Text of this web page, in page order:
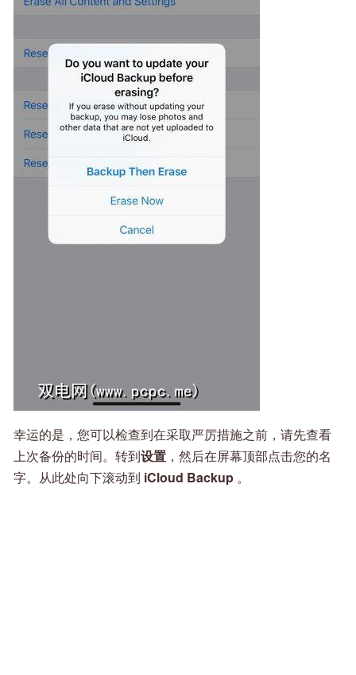
幸运的是，您可以检查到在采取严厉措施之前，请先查看
上次备份的时间。转到设置 ，然后在屏幕顶部点击您的名
字。从此处向下滚动到 iCloud Backup 。